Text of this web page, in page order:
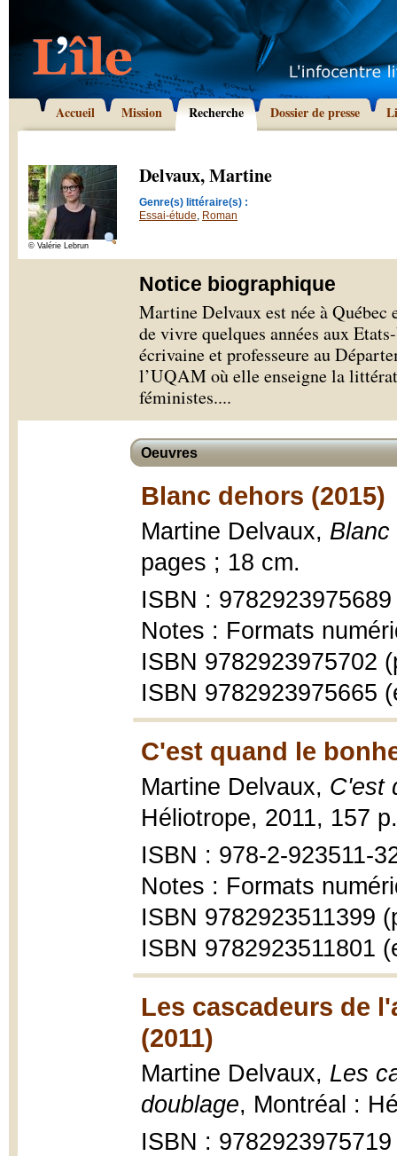
Accueil Mission Recherche Dossier de presse
© Valérie Lebrun
Delvaux, Martine
Genre(s) littéraire(s) :
Essai-étude, Roman
Notice biographique
Martine Delvaux est née à Québec
de vivre quelques années aux
écrivaine et professeure au
l’UQAM où elle enseigne la
féministes....
Oeuvres
Blanc dehors (2015)
Martine Delvaux, Blanc
pages ; 18 cm.
ISBN : 9782923975689
Notes : Formats
ISBN 9782923975702
ISBN 9782923975665
C'est quand le
Martine Delvaux, C'est
Héliotrope, 2011, 157
ISBN : 978-2-923511-
Notes : Formats
ISBN 9782923511399
ISBN 9782923511801
Les cascadeurs de
(2011)
Martine Delvaux, Les
doublage, Montréal :
ISBN : 9782923975719